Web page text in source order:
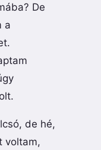
De
a
de hé,
voltam,